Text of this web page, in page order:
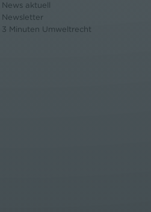
News aktuell
Newsletter
3 Minuten Umweltrecht